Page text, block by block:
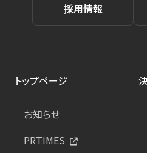
採用情報
トップページ
お知らせ
PRTIMES